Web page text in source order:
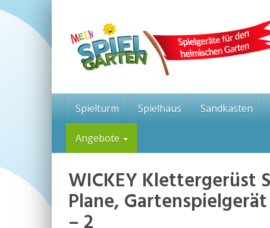
Skip
Spielturm Spielhaus Sandkasten
Angebote
WICKEY Klettergerüst
Plane,